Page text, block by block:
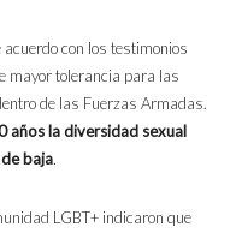
acuerdo con los testimonios
mayor tolerancia para las
de las Fuerzas Armadas.
años la diversidad sexual
baja.
LGBT+ indicaron que